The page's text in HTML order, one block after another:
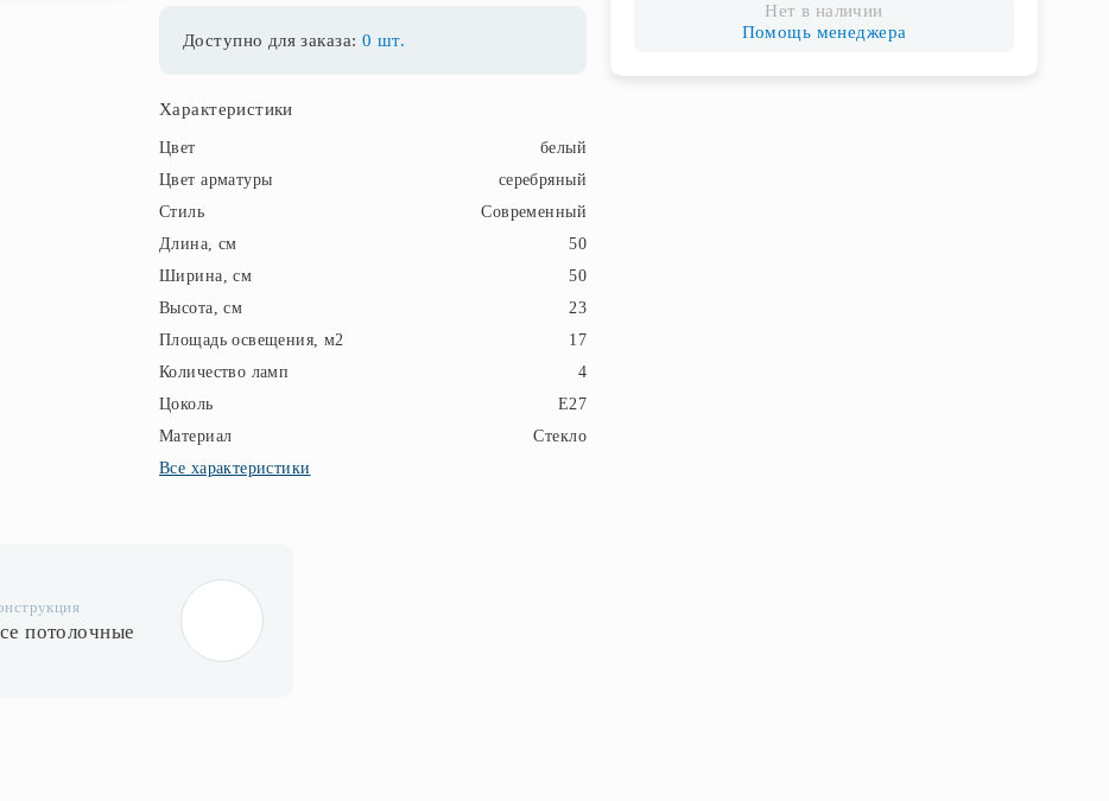
Доступно для заказа: 0 шт.
Характеристики
Цвет
белый
Цвет арматуры
серебряный
Стиль
Современный
Длина, см
50
Ширина, см
50
Высота, см
23
Площадь освещения, м2
17
Количество ламп
4
Цоколь
E27
Материал
Стекло
Все характеристики
Нет в наличии
Помощь менеджера
потолочные